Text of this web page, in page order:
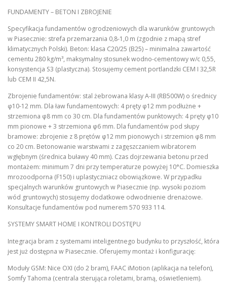
FUNDAMENTY – BETON I ZBROJENIE
Specyfikacja fundamentów ogrodzeniowych dla warunków gruntowych
w Piasecznie: strefa przemarzania 0,8-1,0 m (zgodnie z mapą stref
klimatycznych Polski). Beton: klasa C20/25 (B25) – minimalna zawartość
cementu 280 kg/m³, maksymalny stosunek wodno-cementowy w/c 0,55,
konsystencja S3 (plastyczna). Stosujemy cement portlandzki CEM I 32,5R
lub CEM II 42,5N.
Zbrojenie fundamentów: stal żebrowana klasy A-III (RB500W) o średnicy
φ10-12 mm. Dla ław fundamentowych: 4 pręty φ12 mm podłużne +
strzemiona φ8 mm co 30 cm. Dla fundamentów punktowych: 4 pręty φ10
mm pionowe + 3 strzemiona φ6 mm. Dla fundamentów pod słupy
bramowe: zbrojenie z 8 prętów φ12 mm pionowych i strzemion φ8 mm
co 20 cm. Betonowanie warstwami z zagęszczaniem wibratorem
wgłębnym (średnica buławy 40 mm). Czas dojrzewania betonu przed
montażem: minimum 7 dni przy temperaturze powyżej 10°C. Domieszka
mrozoodporna (F150) i uplastyczniacz obowiązkowe. W przypadku
specjalnych warunków gruntowych w Piasecznie (np. wysoki poziom
wód gruntowych) stosujemy dodatkowe odwodnienie drenażowe.
Konsultacje fundamentów pod numerem 570 933 114.
SYSTEMY SMART HOME I KONTROLI DOSTĘPU
Integracja bram z systemami inteligentnego budynku to przyszłość, która
jest już dostępna w Piasecznie. Oferujemy montaż i konfigurację:
Moduły GSM: Nice OXI (do 2 bram), FAAC iMotion (aplikacja na telefon),
Somfy Tahoma (centrala sterująca roletami, bramą, oświetleniem).